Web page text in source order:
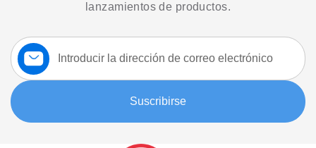
lanzamientos de productos.
Suscríbase
a
nuestro
boletín:
Suscribirse